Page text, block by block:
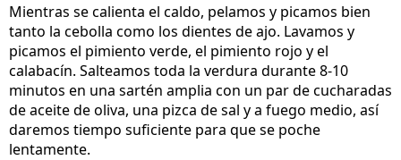
Mientras se calienta el caldo, pelamos y picamos bien
tanto la cebolla como los dientes de ajo. Lavamos y
picamos el pimiento verde, el pimiento rojo y el
calabacín. Salteamos toda la verdura durante 8-10
minutos en una sartén amplia con un par de cucharadas
de aceite de oliva, una pizca de sal y a fuego medio, así
daremos tiempo suficiente para que se poche
lentamente.